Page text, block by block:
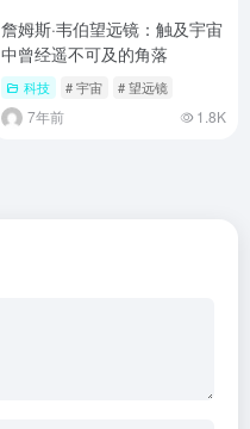
詹姆斯·韦伯望远镜：触及宇宙
中曾经遥不可及的角落
科技 # 宇宙 # 望远镜
7年前 1.8K